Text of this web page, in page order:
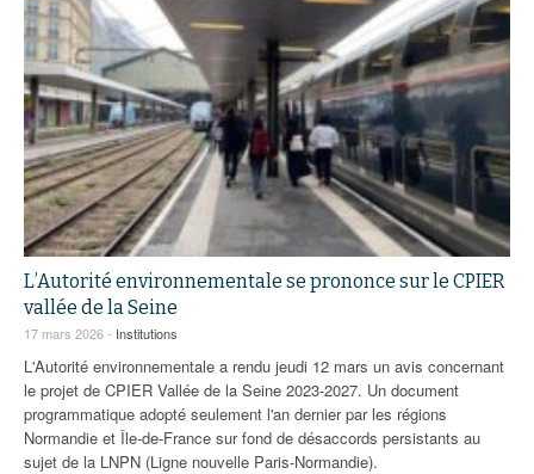
L’Autorité environnementale se prononce sur le CPIER
vallée de la Seine
17 mars 2026 - Institutions
L'Autorité environnementale a rendu jeudi 12 mars un avis concernant
le projet de CPIER Vallée de la Seine 2023-2027. Un document
programmatique adopté seulement l'an dernier par les régions
Normandie et Île-de-France sur fond de désaccords persistants au
sujet de la LNPN (Ligne nouvelle Paris-Normandie).